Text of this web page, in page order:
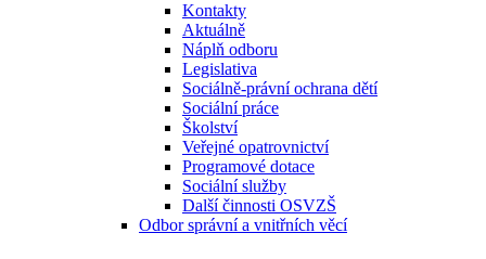
Kontakty
Aktuálně
Náplň odboru
Legislativa
Sociálně-právní ochrana dětí
Sociální práce
Školství
Veřejné opatrovnictví
Programové dotace
Sociální služby
Další činnosti OSVZŠ
Odbor správní a vnitřních věcí